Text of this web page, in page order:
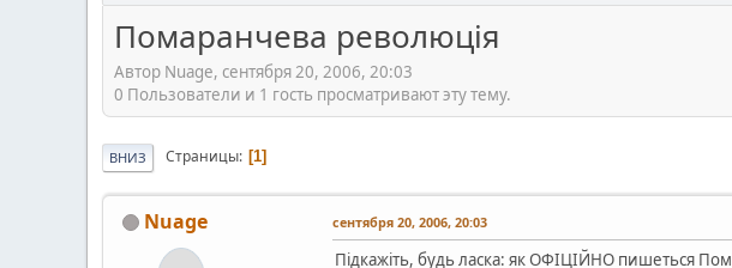
Помаранчева революція
Автор Nuage, сентября 20, 2006, 20:03
0 Пользователи и 1 гость просматривают эту тему.
ВНИЗ Страницы 1
Nuage сентября 20, 2006, 20:03
Підкажіть, будь ласка: як ОФІЦІЙНО пишеться